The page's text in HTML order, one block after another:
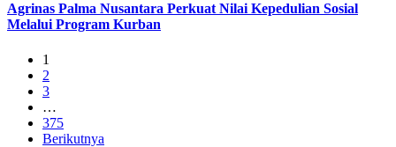
Agrinas Palma Nusantara Perkuat Nilai Kepedulian Sosial
Melalui Program Kurban
1
2
3
…
375
Berikutnya